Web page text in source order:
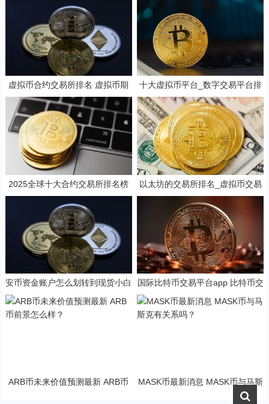
虚拟币合约交易所排名 虚拟币期
货交易所排名
十大虚拟币平台_数字交易平台排
行榜
2025全球十大合约交易所排名榜
单
以太坊的交易所排名_虚拟币交易
平台 最新版本
安币资金账户怎么划转到现货小白
教程图解
国际比特币交易平台app 比特币交
易平台排行榜
ARB币未来价值预测最新 ARB币
MASK币最新消息 MASK币与马斯